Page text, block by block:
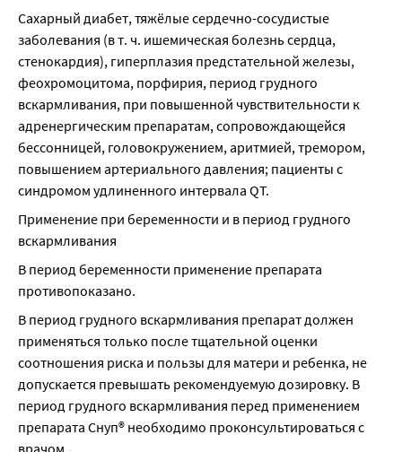
Сахарный диабет, тяжёлые сердечно-сосудистые
заболевания (в т. ч. ишемическая болезнь сердца,
стенокардия), гиперплазия предстательной железы,
феохромоцитома, порфирия, период грудного
вскармливания, при повышенной чувствительности к
адренергическим препаратам, сопровождающейся
бессонницей, головокружением, аритмией, тремором,
повышением артериального давления; пациенты с
синдромом удлиненного интервала QT.
Применение при беременности и в период грудного
вскармливания
В период беременности применение препарата
противопоказано.
В период грудного вскармливания препарат должен
применяться только после тщательной оценки
соотношения риска и пользы для матери и ребенка, не
допускается превышать рекомендуемую дозировку. В
период грудного вскармливания перед применением
препарата Снуп® необходимо проконсультироваться с
врачом.